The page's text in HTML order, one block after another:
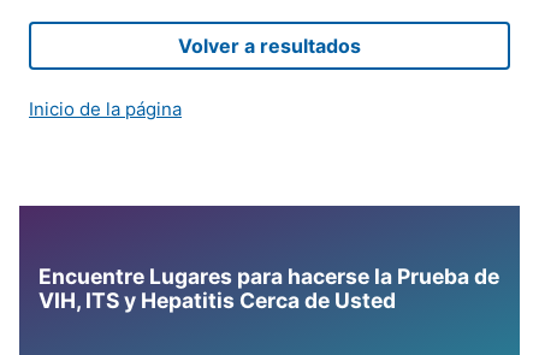
Volver a resultados
Inicio de la página
Encuentre Lugares para hacerse la Prueba de
VIH, ITS y Hepatitis Cerca de Usted